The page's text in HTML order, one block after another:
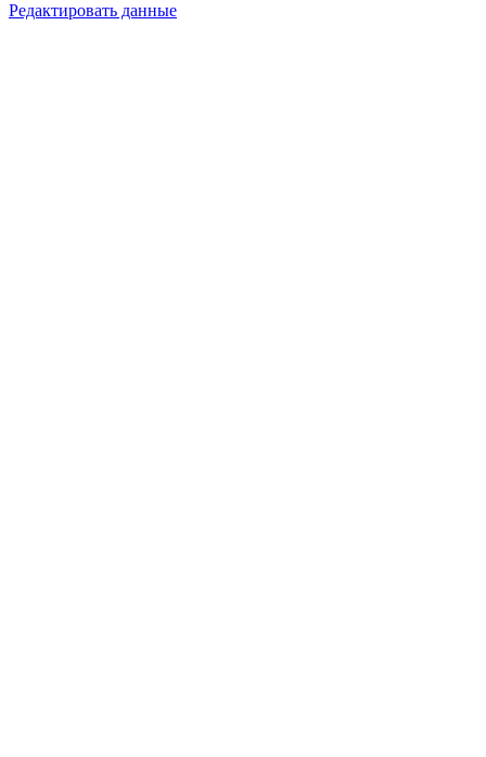
Редактировать данные